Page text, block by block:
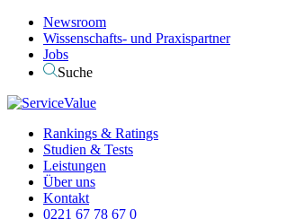
Newsroom
Wissenschafts- und Praxispartner
Jobs
Suche
Rankings & Ratings
Studien & Tests
Leistungen
Über uns
Kontakt
0221 67 78 67 0